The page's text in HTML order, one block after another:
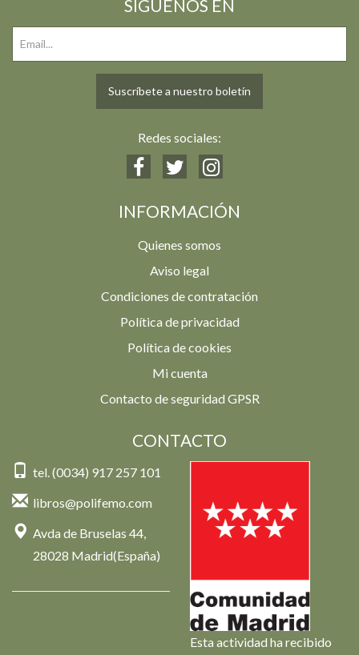
SIGUENOS EN
Suscríbete a nuestro boletín
Redes sociales:
INFORMACIÓN
Quienes somos
Aviso legal
Condiciones de contratación
Política de privacidad
Política de cookies
Mi cuenta
Contacto de seguridad GPSR
CONTACTO
tel. (0034) 917 257 101
libros@polifemo.com
Avda de Bruselas 44,
28028 Madrid(España)
Esta actividad ha recibido